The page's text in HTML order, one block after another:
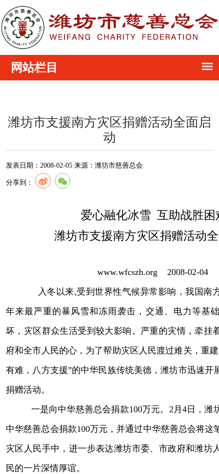
潍坊市支援南方灾区捐赠活动全面启
动
发表日期： 2008-02-05 来源： 潍坊市慈善总会
分享到：
爱心融化冰雪 互助战胜困
潍坊市支援南方灾区捐赠活动
www.wfcszh.org 2008-02-04
入冬以来,受到世界性气候异常影响，我国南
年来最严重的暴风雪和冻雨袭击，交通、电力等基
坏，灾区群众生活受到较大影响。严重的灾情，牵挂
府和全市人民的心，为了帮助灾区人民渡过难关，重
有难，八方支援”的中华民族传统美德，潍坊市迅速开
捐赠活动。
一是向中华慈善总会捐款100万元。 2月4日，潍
中华慈善总会捐款100万元，并通过中华慈善总会将这
灾区人民手中，进一步表达潍坊市委、市政府和潍坊
民的一片深情厚谊。